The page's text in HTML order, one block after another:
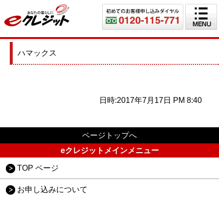
ハマックス
日時:2017年7月17日 PM 8:40
ページトップへ
eクレジットメインメニュー
TOP ページ
お申し込みについて